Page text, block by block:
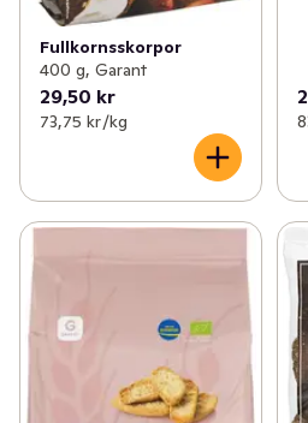
Fullkornsskorpor
400 g, Garant
29,50 kr
73,75 kr /kg